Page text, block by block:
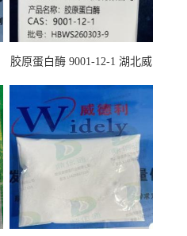
胶原蛋白酶 9001-12-1 湖北威